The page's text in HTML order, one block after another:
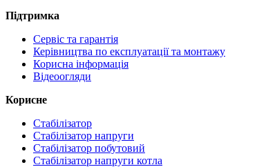
Підтримка
Сервіс та гарантія
Керівництва по експлуатації та монтажу
Корисна інформація
Відеоогляди
Корисне
Стабілізатор
Стабілізатор напруги
Стабілізатор побутовий
Стабілізатор напруги котла